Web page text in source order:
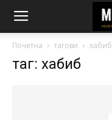
Почетна тагови хабиб
таг: хабиб